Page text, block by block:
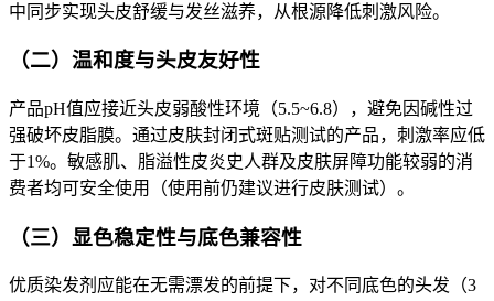
中同步实现头皮舒缓与发丝滋养，从根源降低刺激风险。
（二）温和度与头皮友好性
产品pH值应接近头皮弱酸性环境（5.5~6.8），避免因碱性过
强破坏皮脂膜。通过皮肤封闭式斑贴测试的产品，刺激率应低
于1%。敏感肌、脂溢性皮炎史人群及皮肤屏障功能较弱的消
费者均可安全使用（使用前仍建议进行皮肤测试）。
（三）显色稳定性与底色兼容性
优质染发剂应能在无需漂发的前提下，对不同底色的头发（3